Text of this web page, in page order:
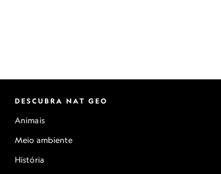
DESCUBRA NAT GEO
Animais
Meio ambiente
História